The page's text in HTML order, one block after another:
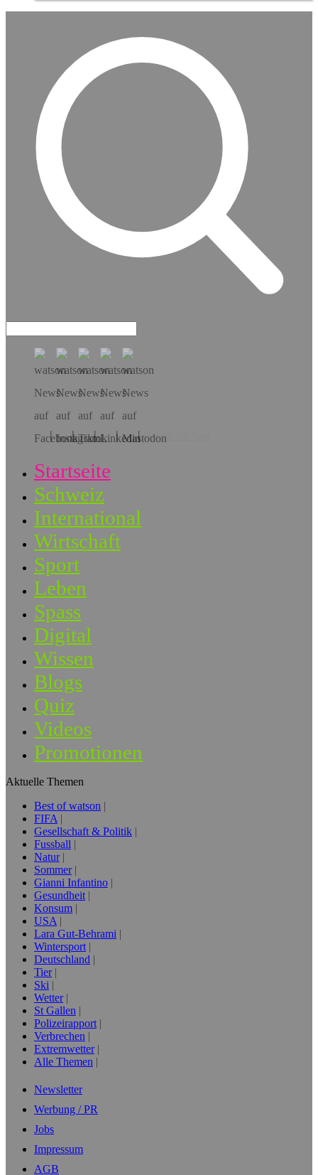
Hol dir die App!
Startseite
Schweiz
International
Wirtschaft
Sport
Leben
Spass
Digital
Wissen
Blogs
Quiz
Videos
Promotionen
Aktuelle Themen
Best of watson
FIFA
Gesellschaft & Politik
Fussball
Natur
Sommer
Gianni Infantino
Gesundheit
Konsum
USA
Lara Gut-Behrami
Wintersport
Deutschland
Tier
Ski
Wetter
St Gallen
Polizeirapport
Verbrechen
Extremwetter
Alle Themen
Newsletter
Werbung / PR
Jobs
Impressum
AGB